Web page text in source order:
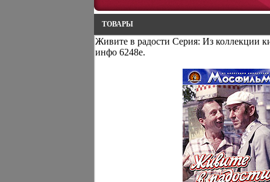
ТОВАРЫ
Живите в радости Серия: Из коллекции
инфо 6248e.